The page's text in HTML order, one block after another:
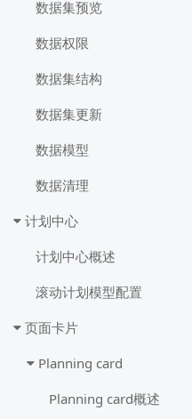
数据集预览
数据权限
数据集结构
数据集更新
数据模型
数据清理
计划中心
计划中心概述
滚动计划模型配置
页面卡片
Planning card
Planning card概述